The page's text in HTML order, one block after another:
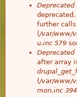
Deprecated
further calls
(/var/www/
u.inc 579
Deprecated
after array
(/var/www/
mon.inc 394